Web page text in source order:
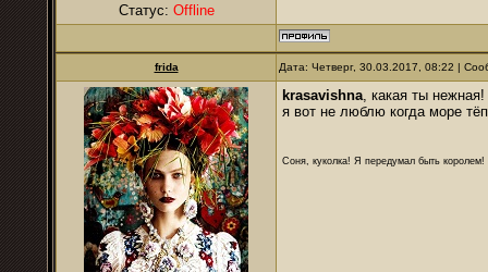
Статус: Offline
frida Дата: Четверг, 30.03.2017, 08:22 |
krasavishna, какая ты нежная!
я вот не люблю когда море
Соня, куколка! Я передумал быть